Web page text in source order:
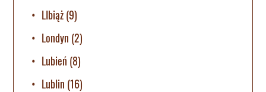
LIbiąż(9)
Londyn (2)
Lubień (8)
Lublin (16)